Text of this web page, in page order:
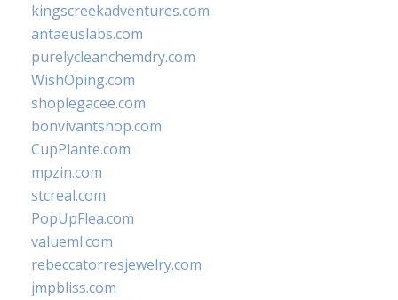
kingscreekadventures.com
antaeuslabs.com
purelycleanchemdry.com
WishOping.com
shoplegacee.com
bonvivantshop.com
CupPlante.com
mpzin.com
stcreal.com
PopUpFlea.com
valueml.com
rebeccatorresjewelry.com
jmpbliss.com